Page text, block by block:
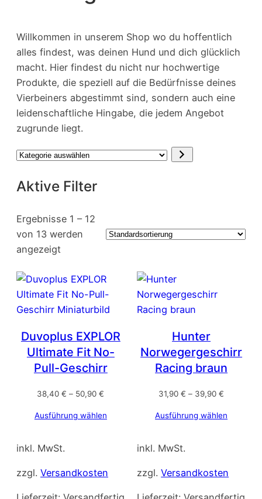
Willkommen in unserem Shop wo du hoffentlich
alles findest, was deinen Hund und dich glücklich
macht. Hier findest du nicht nur hochwertige
Produkte, die speziell auf die Bedürfnisse deines
Vierbeiners abgestimmt sind, sondern auch eine
leidenschaftliche Hingabe, die jedem Angebot
zugrunde liegt.
Kategorie
Aktive Filter
Ergebnisse 1 – 12
von 13 werden
angezeigt
Duvoplus EXPLOR
Ultimate Fit No-
Pull-Geschirr
38,40€ – 50,90€
Ausführung wählen
inkl. MwSt.
zzgl. Versandkosten
Hunter
Norwegergeschirr
Racing braun
31,90€ – 39,90€
Ausführung wählen
inkl. MwSt.
zzgl.Versandkosten